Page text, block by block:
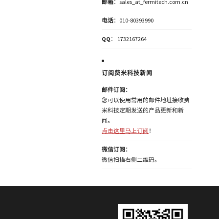
邮箱：sales_at_fermitech.com.cn
电话：010-80393990
QQ ： 1732167264
订阅费米科技新闻
邮件订阅：
您可以使用常用的邮件地址接收费
米科技定期发送的产品更新和新
闻。
点击这里马上订阅 ！
微信订阅：
微信扫描右侧二维码。